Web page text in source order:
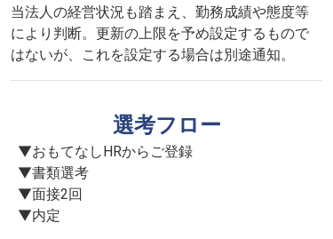
当法人の経営状況も踏まえ、勤務成績や態度等
により判断。更新の上限を予め設定するもので
はないが、これを設定する場合は別途通知。
選考フロー
▼おもてなしHRからご登録
▼書類選考
▼面接2回
▼内定